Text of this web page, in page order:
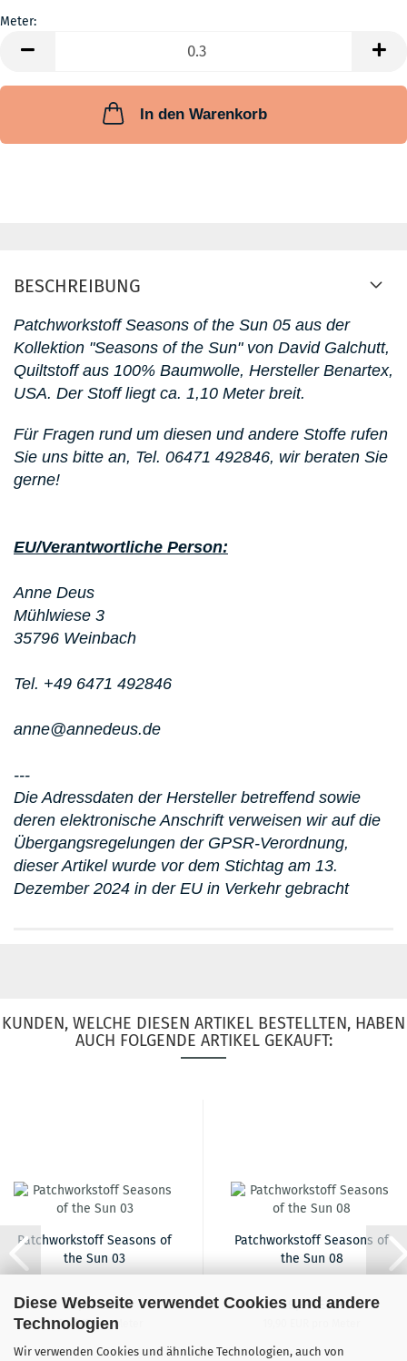
Diese Webseite verwendet Cookies und andere
Technologien
Wir verwenden Cookies und ähnliche Technologien, auch von
Meter:
In den Warenkorb
BESCHREIBUNG
Patchworkstoff Seasons of the Sun 05 aus der
Kollektion "Seasons of the Sun" von David Galchutt,
Quiltstoff aus 100% Baumwolle, Hersteller Benartex,
USA. Der Stoff liegt ca. 1,10 Meter breit.
Für Fragen rund um diesen und andere Stoffe rufen
Sie uns bitte an, Tel. 06471 492846, wir beraten Sie
gerne!
EU/Verantwortliche Person:
Anne Deus
Mühlwiese 3
35796 Weinbach
Tel. +49 6471 492846
anne@annedeus.de
---
Die Adressdaten der Hersteller betreffend sowie
deren elektronische Anschrift verweisen wir auf die
Übergangsregelungen der GPSR-Verordnung,
dieser Artikel wurde vor dem Stichtag am 13.
Dezember 2024 in der EU in Verkehr gebracht
KUNDEN, WELCHE DIESEN ARTIKEL BESTELLTEN, HABEN
AUCH FOLGENDE ARTIKEL GEKAUFT:
Patchworkstoff Seasons of
the Sun 03
19,90 EUR
19,90 EUR pro Meter
Patchworkstoff Seasons of
the Sun 08
19,90 EUR